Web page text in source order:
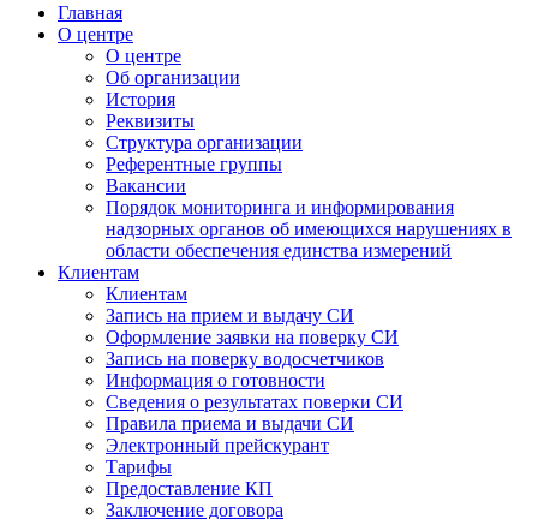
Главная
О центре
О центре
Об организации
История
Реквизиты
Структура организации
Референтные группы
Вакансии
Порядок мониторинга и информирования
надзорных органов об имеющихся нарушениях в
области обеспечения единства измерений
Клиентам
Клиентам
Запись на прием и выдачу СИ
Оформление заявки на поверку СИ
Запись на поверку водосчетчиков
Информация о готовности
Сведения о результатах поверки СИ
Правила приема и выдачи СИ
Электронный прейскурант
Тарифы
Предоставление КП
Заключение договора